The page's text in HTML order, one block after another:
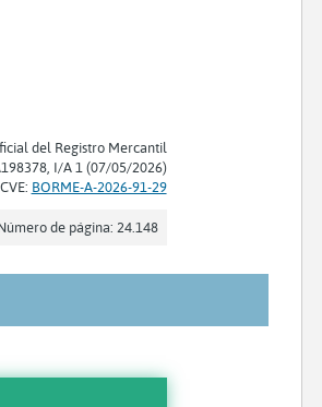
del Registro Mercantil
I/A 1 (07/05/2026)
CVE: BORME-A-2026-91-29
de página: 24.148